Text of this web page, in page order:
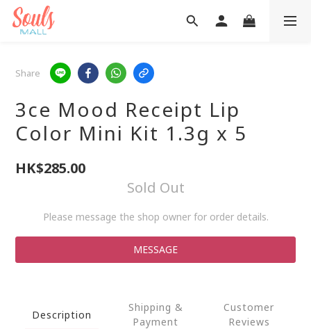
Share
3ce Mood Receipt Lip
Color Mini Kit 1.3g x 5
HK$285.00
Sold Out
Please message the shop owner for order details.
MESSAGE
Description
Shipping &
Payment
Customer
Reviews